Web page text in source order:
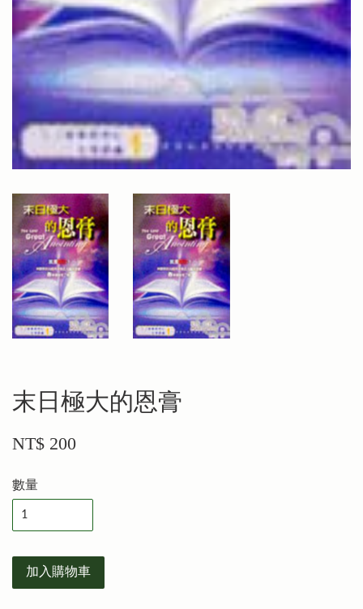
末日極大的恩膏
NT$ 200
數量
加入購物車